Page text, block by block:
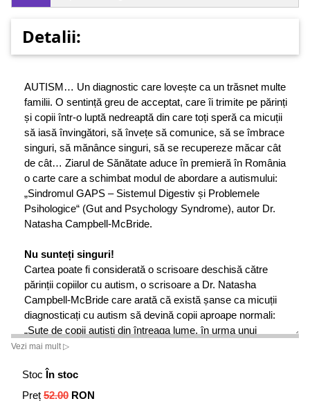
Detalii:
AUTISM… Un diagnostic care lovește ca un trăsnet multe
familii. O sentință greu de acceptat, care îi trimite pe părinți
și copii într-o luptă nedreaptă din care toți speră ca micuții
să iasă învingători, să învețe să comunice, să se îmbrace
singuri, să mănânce singuri, să se recupereze măcar cât
de cât… Ziarul de Sănătate aduce în premieră în România
o carte care a schimbat modul de abordare a autismului:
„Sindromul GAPS – Sistemul Digestiv și Problemele
Psihologice“ (Gut and Psychology Syndrome), autor Dr.
Natasha Campbell-McBride.
Nu sunteți singuri!
Cartea poate fi considerată o scrisoare deschisă către
părinții copiilor cu autism, o scrisoare a Dr. Natasha
Campbell-McBride care arată că există șanse ca micuții
diagnosticați cu autism să devină copii aproape normali:
„Sute de copii autiști din întreaga lume, în urma unui
tratament și a unei educații corecte, au devenit aproape la
însămi părintele unui copil care și-a revenit, pot să vă
spun că este una dintre cele mai pline de satisfacții
Vezi mai mult ▷
Stoc În stoc
Preț 52.00 RON